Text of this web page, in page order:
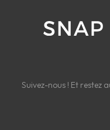
Suivez-nous ! Et restez